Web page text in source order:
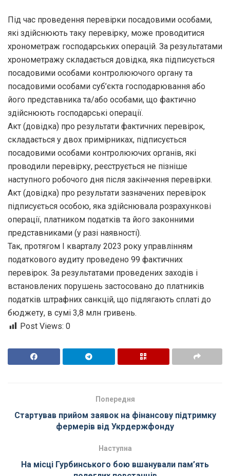
Під час проведення перевірки посадовими особами,
які здійснюють таку перевірку, може проводитися
хронометраж господарських операцій. За результатами
хронометражу складається довідка, яка підписується
посадовими особами контролюючого органу та
посадовими особами суб’єкта господарювання або
його представника та/або особами, що фактично
здійснюють господарські операції.
Акт (довідка) про результати фактичних перевірок,
складається у двох примірниках, підписується
посадовими особами контролюючих органів, які
проводили перевірку, реєструється не пізніше
наступного робочого дня після закінчення перевірки.
Акт (довідка) про результати зазначених перевірок
підписується особою, яка здійснювала розрахункові
операції, платником податків та його законними
представниками (у разі наявності).
Так, протягом І кварталу 2023 року управлінням
податкового аудиту проведено 99 фактичних
перевірок. За результатами проведених заходів і
встановлених порушень застосовано до платників
податків штрафних санкцій, що підлягають сплаті до
бюджету, в сумі 3,8 млн гривень.
Post Views: 0
Попередня
Стартував прийом заявок на фінансову підтримку
фермерів від Укрдержфонду
Наступна
На місці Гурбинського бою вшанували пам’ять